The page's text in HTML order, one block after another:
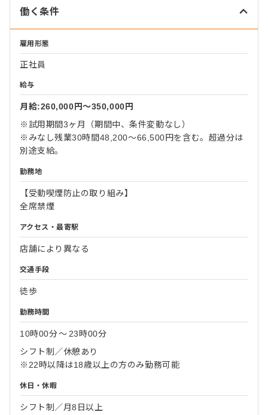
働く条件
雇用形態
正社員
給与
月給:260,000円〜350,000円
※試用期間3ヶ月（期間中、条件変動なし）
※みなし残業30時間48,200～66,500円を含む。超過分は
別途支給。
勤務地
【受動喫煙防止の取り組み】
全席禁煙
アクセス・最寄駅
店舗により異なる
交通手段
徒歩
勤務時間
10時00分〜 23時00分
シフト制／休憩あり
※22時以降は18歳以上の方のみ勤務可能
休日・休暇
シフト制／月8日以上